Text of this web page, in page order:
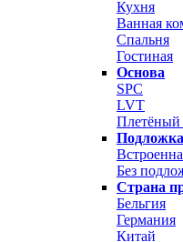
Кухня
Ванная
Спальня
Гостиная
Основа
SPC
LVT
Плетёный
Подложка
Без
Страна
Бельгия
Германия
Китай